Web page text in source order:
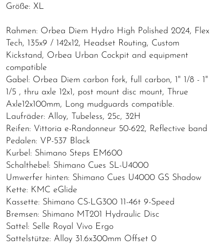
Größe: XL
Rahmen: Orbea Diem Hydro High Polished 2024, Flex
Tech, 135x9 / 142x12, Headset Routing, Custom
Kickstand, Orbea Urban Cockpit and equipment
compatible
Gabel: Orbea Diem carbon fork, full carbon, 1" 1/8 - 1"
1/5 , thru axle 12x1, post mount disc mount, Thrue
Axle12x100mm, Long mudguards compatible.
Laufräder: Alloy, Tubeless, 25c, 32H
Reifen: Vittoria e-Randonneur 50-622, Reflective band
Pedalen: VP-537 Black
Kurbel: Shimano Steps EM600
Schalthebel: Shimano Cues SL-U4000
Umwerfer hinten: Shimano Cues U4000 GS Shadow
Kette: KMC eGlide
Kassette: Shimano CS-LG300 11-46t 9-Speed
Bremsen: Shimano MT201 Hydraulic Disc
Sattel: Selle Royal Vivo Ergo
Sattelstütze: Alloy 31.6x300mm Offset 0